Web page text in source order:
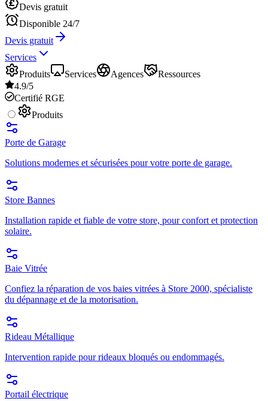
Devis gratuit
Disponible 24/7
Devis gratuit
Services
Produits
Services Agences
Ressources
4.9/5
Certifié RGE
Produits
Porte de Garage
Solutions modernes et sécurisées pour votre porte de garage.
Store Bannes
Installation rapide et fiable de votre store, pour confort et protection
solaire.
Baie Vitrée
Confiez la réparation de vos baies vitrées à Store 2000, spécialiste
du dépannage et de la motorisation.
Rideau Métallique
Intervention rapide pour rideaux bloqués ou endommagés.
Portail électrique